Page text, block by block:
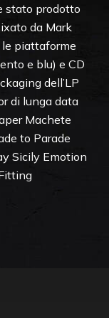
stato prodotto
da Mark
piattaforme
e blu) e CD
dell’LP
di lunga data
Machete
to Parade
Sicily Emotion